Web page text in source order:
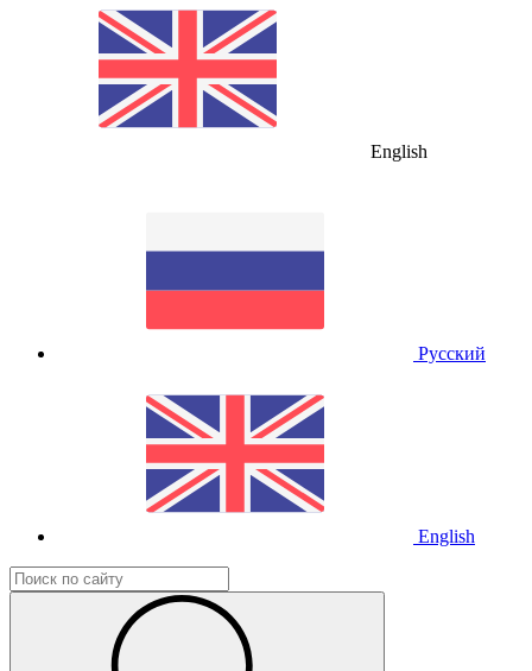
English
Русский
English